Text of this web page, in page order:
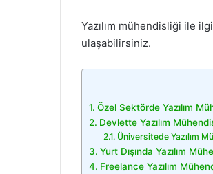
Yazılım mühendisliği ile
ulaşabilirsiniz.
Özel Sektörde Yazılım
Devlette Yazılım
Üniversitede Yazılım
Yurt Dışında Yazılım
Freelance Yazılım